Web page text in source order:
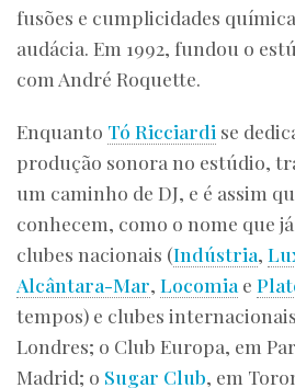
fusões e cumplicidades
audácia. Em 1992, fundou o
com André Roquette.
Enquanto Tó Ricciardi se
produção sonora no estúdio,
um caminho de DJ, e é assim
conhecem, como o nome que
clubes nacionais (Indústria,
Alcântara-Mar, Locomia e
tempos) e clubes
Londres; o Club Europa, em
Madrid; o Sugar Club, em